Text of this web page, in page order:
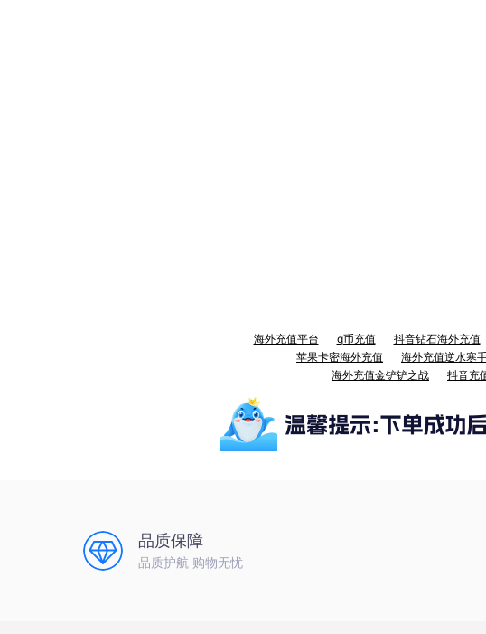
海外充值平台 q币充值 抖音钻石海外充值
苹果卡密海外充值
海外充值逆水寒
海外充值金铲铲之战
抖音充
品质保障
品质护航 购物无忧